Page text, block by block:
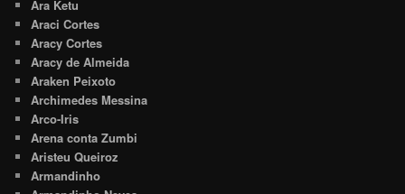
Ara Ketu
Araci Cortes
Aracy Cortes
Aracy de Almeida
Araken Peixoto
Archimedes Messina
Arco-Iris
Arena conta Zumbi
Aristeu Queiroz
Armandinho